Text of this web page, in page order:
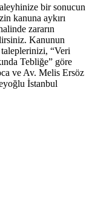
bir sonucun
kanuna aykırı
zararın
Kanunun
taleplerinizi, “Veri
Tebliğe” göre
ve Av. Melis Ersöz
İstanbul